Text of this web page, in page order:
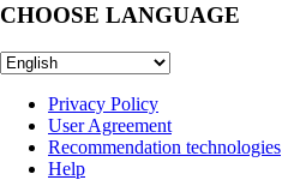
CHOOSE LANGUAGE
Privacy Policy
User Agreement
Recommendation technologies
Help